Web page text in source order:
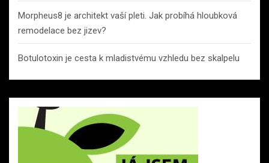
Morpheus8 je architekt vaší pleti. Jak probíhá hloubková
remodelace bez jizev?
Botulotoxin je cesta k mladistvému vzhledu bez skalpelu